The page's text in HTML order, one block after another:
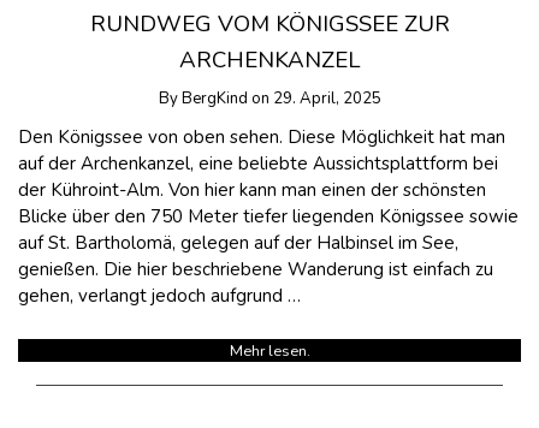
RUNDWEG VOM KÖNIGSSEE ZUR
ARCHENKANZEL
ByBergKind on 29. April, 2025
Den Königssee von oben sehen. Diese Möglichkeit hat man
auf der Archenkanzel, eine beliebte Aussichtsplattform bei
der Kühroint-Alm. Von hier kann man einen der schönsten
Blicke über den 750 Meter tiefer liegenden Königssee sowie
auf St. Bartholomä, gelegen auf der Halbinsel im See,
genießen. Die hier beschriebene Wanderung ist einfach zu
gehen, verlangt jedoch aufgrund …
Mehr lesen.